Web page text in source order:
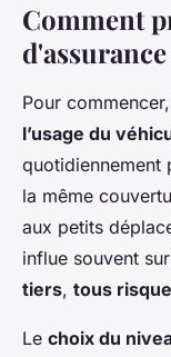
Comment
Pour
l’usage du
quotidiennement
la même
aux petits
influe souvent
tiers, tous
Le choix du